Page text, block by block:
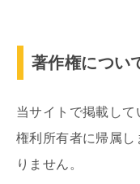
著作権につい
当サイトで掲載し
権利所有者に帰属
りません。